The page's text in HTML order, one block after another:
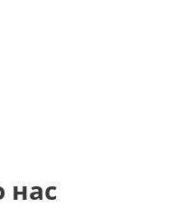
нас